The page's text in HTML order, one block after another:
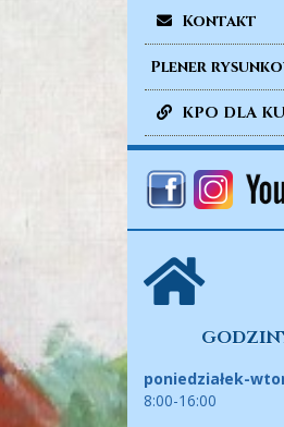
Kontakt
Plener
KPO DLA
poniedziałek-
8:00-16:00